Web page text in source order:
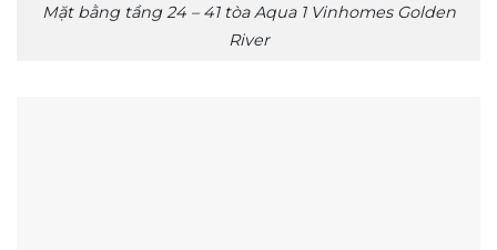
Mặt bằng tầng 24 – 41 tòa Aqua 1 Vinhomes Golden
River